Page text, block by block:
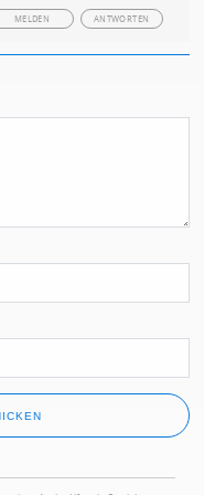
ANTWORTEN
MELDEN